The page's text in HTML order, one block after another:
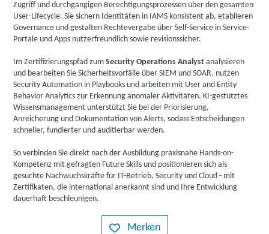
Zugriff und durchgängigen Berechtigungsprozessen über den gesamten
User-Lifecycle. Sie sichern Identitäten in IAMS konsistent ab, etablieren
Governance und gestalten Rechtevergabe über Self-Service in Service-
Portale und Apps nutzerfreundlich sowie revisionssicher.
Im Zertifizierungspfad zumSecurity Operations Analyst analysieren
und bearbeiten Sie Sicherheitsvorfälle über SIEM und SOAR, nutzen
Security Automation in Playbooks und arbeiten mit User and Entity
Behavior Analytics zur Erkennung anomaler Aktivitäten. KI-gestütztes
Wissensmanagement unterstützt Sie bei der Priorisierung,
Anreicherung und Dokumentation von Alerts, sodass Entscheidungen
schneller, fundierter und auditierbar werden.
So verbinden Sie direkt nach der Ausbildung praxisnahe Hands-on-
Kompetenz mit gefragten Future Skills und positionieren sich als
gesuchte Nachwuchskräfte für IT-Betrieb, Security und Cloud - mit
Zertifikaten, die international anerkannt sind und Ihre Entwicklung
dauerhaft beschleunigen.
Merken